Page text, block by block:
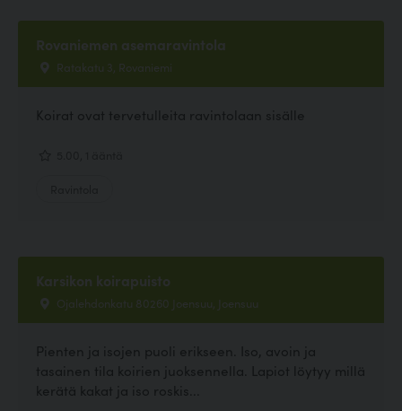
Rovaniemen asemaravintola
Ratakatu 3, Rovaniemi
Koirat ovat tervetulleita ravintolaan sisälle
Karsikon koirapuisto
Ojalehdonkatu 80260 Joensuu, Joensuu
Pienten ja isojen puoli erikseen. Iso, avoin ja
tasainen tila koirien juoksennella. Lapiot löytyy millä
kerätä kakat ja iso roskis...